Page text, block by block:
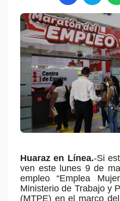
Huaraz en Línea.-Si
ven este lunes 9 de
empleo “Emplea
Ministerio de Trabajo y
(MTPE) en el marco